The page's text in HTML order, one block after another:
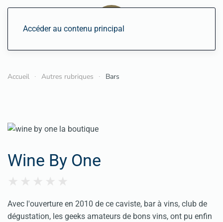
Accéder au contenu principal
Accueil Autres rubriques Bars
Wine By One
Avec l'ouverture en 2010 de ce caviste, bar à vins, club de
dégustation, les geeks amateurs de bons vins, ont pu enfin